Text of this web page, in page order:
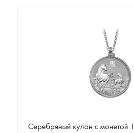
Цена выкупа
Звоните
Серебряный кулон с монетой